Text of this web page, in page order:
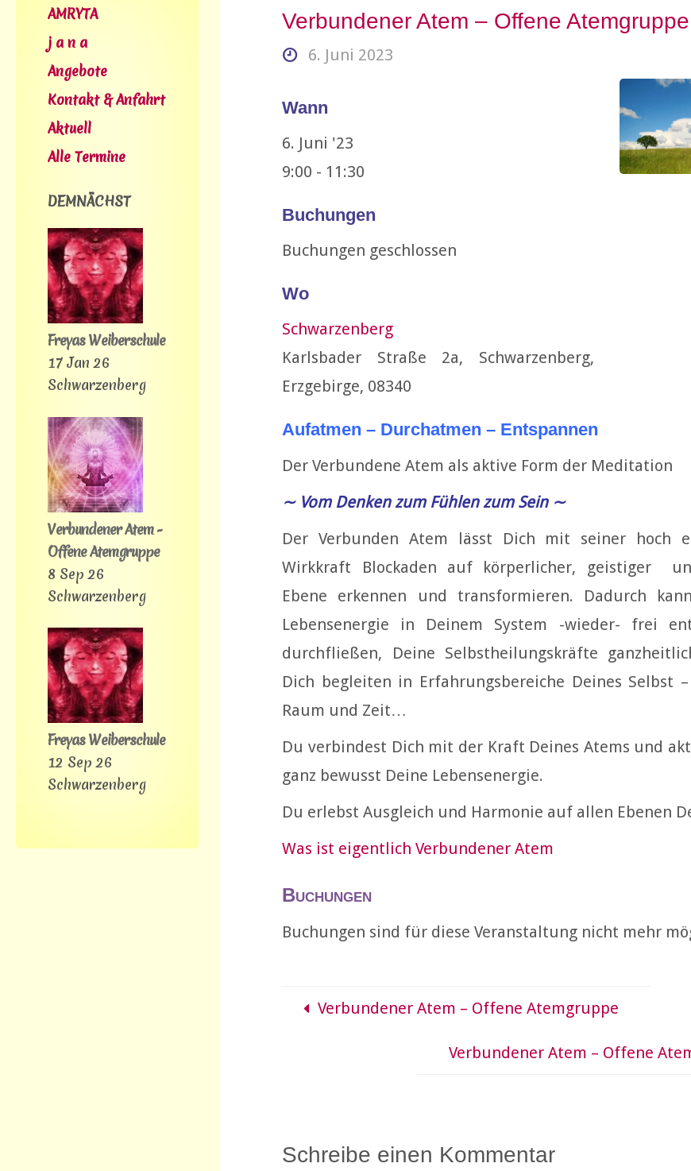
Verbundener Atem – Offene Atemgruppe
6. Juni 2023
Wann
6. Juni '23
9:00 - 11:30
Buchungen
Buchungen geschlossen
Wo
Schwarzenberg
Karlsbader Straße 2a, Schwarzenberg,
Erzgebirge, 08340
Aufatmen – Durchatmen – Entspannen
Der Verbundene Atem als aktive Form der Meditation
∼ Vom Denken zum Fühlen zum Sein ∼
Der Verbunden Atem lässt Dich mit seiner hoch
Wirkkraft Blockaden auf körperlicher, geistiger
Ebene erkennen und transformieren. Dadurch
Lebensenergie in Deinem System -wieder- frei
durchfließen, Deine Selbstheilungskräfte
Dich begleiten in Erfahrungsbereiche Deines Selbst
Raum und Zeit…
Du verbindest Dich mit der Kraft Deines Atems und
ganz bewusst Deine Lebensenergie.
Du erlebst Ausgleich und Harmonie auf allen Ebenen
Was ist eigentlich Verbundener Atem
Buchungen
Buchungen sind für diese Veranstaltung nicht mehr
Verbundener Atem – Offene Atemgruppe
Verbundener Atem – Offene
Schreibe einen Kommentar
AMRYTA
j a n a
Angebote
Kontakt & Anfahrt
Aktuell
Alle Termine
DEMNÄCHST
Freyas Weiberschule
17 Jan 26
Schwarzenberg
Verbundener Atem -
Offene Atemgruppe
8 Sep 26
Schwarzenberg
Freyas Weiberschule
12 Sep 26
Schwarzenberg